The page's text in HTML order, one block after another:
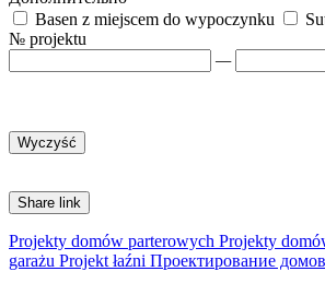
Basen z miejscem do wypoczynku
№ projektu
—
Share link
Projekty domów parterowych Projekty
garażu Projekt łaźni Проектирование домов